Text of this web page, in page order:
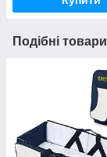
Подібні